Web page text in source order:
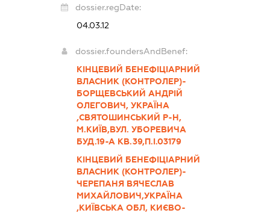
dossier.regDate:
04.03.12
dossier.foundersAndBenef:
КІНЦЕВИЙ БЕНЕФІЦІАРНИЙ
ВЛАСНИК (КОНТРОЛЕР)-
БОРЩЕВСЬКИЙ АНДРІЙ
ОЛЕГОВИЧ, УКРАЇНА
,СВЯТОШИНСЬКИЙ Р-Н,
М.КИЇВ,ВУЛ. УБОРЕВИЧА
БУД.19-А КВ.39,П.І.03179
КІНЦЕВИЙ БЕНЕФІЦІАРНИЙ
ВЛАСНИК (КОНТРОЛЕР)-
ЧЕРЕПАНЯ ВЯЧЕСЛАВ
МИХАЙЛОВИЧ,УКРАЇНА
,КИЇВСЬКА ОБЛ, КИЄВО-